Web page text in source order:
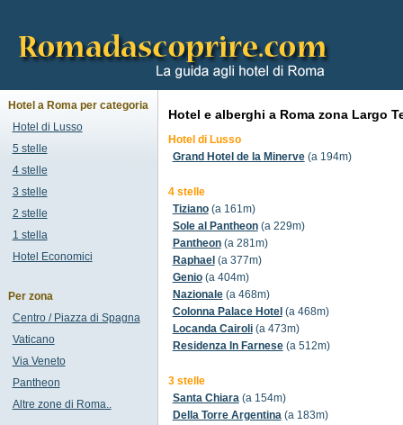
Hotel e alberghi a Roma zona Largo
Hotel di Lusso
Grand Hotel de la Minerve(a 194m)
4 stelle
Tiziano(a 161m)
Sole al Pantheon(a 229m)
Pantheon(a 281m)
Raphael (a 377m)
Genio(a 404m)
Nazionale(a 468m)
Colonna Palace Hotel (a 468m)
Locanda Cairoli(a 473m)
Residenza In Farnese(a 512m)
3 stelle
Santa Chiara(a 154m)
Della Torre Argentina(a 183m)
Hotel a Roma per categoria
Hotel di Lusso
5 stelle
4 stelle
3 stelle
2 stelle
1 stella
Hotel Economici
Per zona
Centro / Piazza di Spagna
Vaticano
Via Veneto
Pantheon
Altre zone di Roma..